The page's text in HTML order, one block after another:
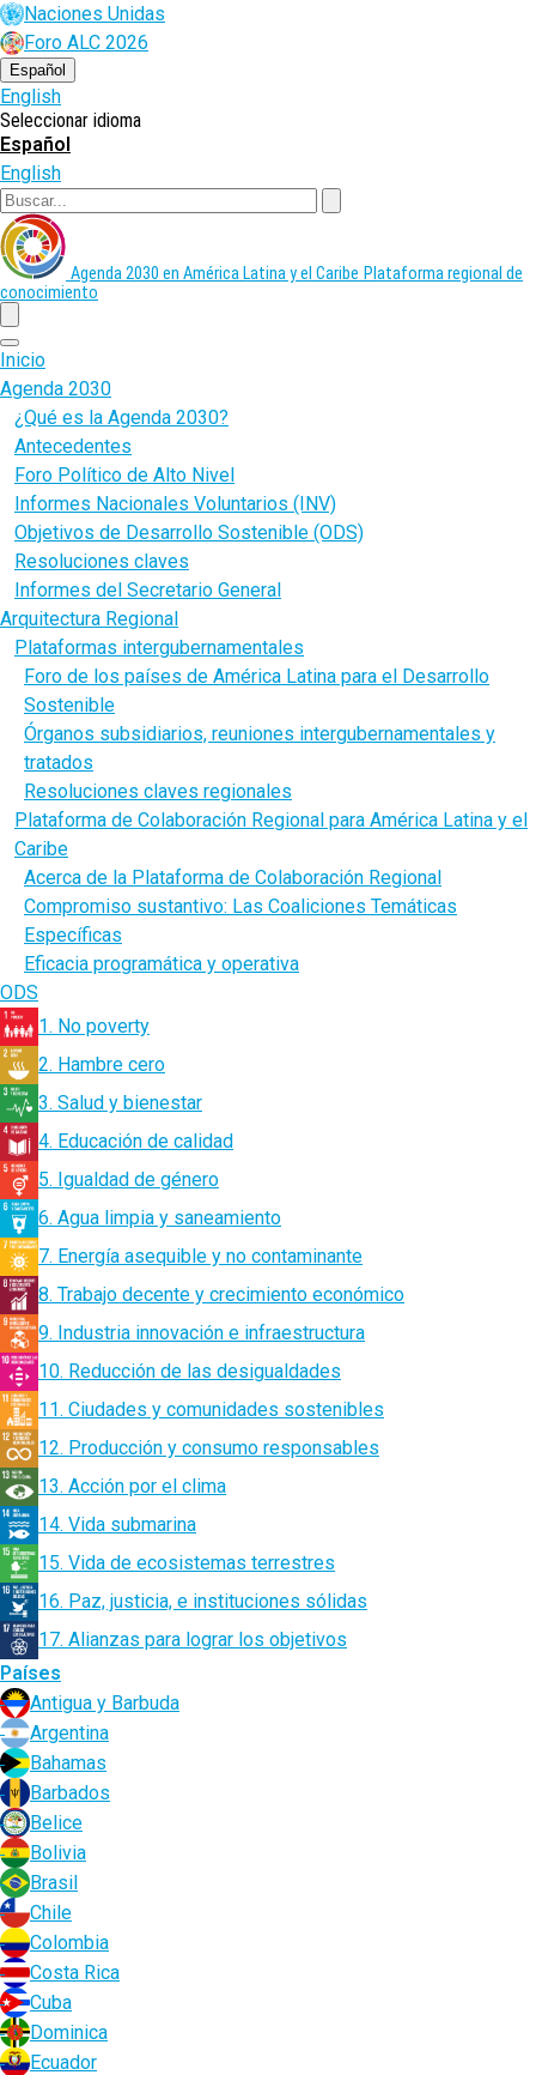
Pasar
al
contenido
principal
Naciones Unidas
Foro ALC 2026
Español
English
Seleccionar idioma
Español
English
Agenda 2030 en América Latina y el Caribe Plataforma regional de
conocimiento
menu
Inicio
Agenda 2030
¿Qué es la Agenda 2030?
Antecedentes
Foro Político de Alto Nivel
Informes Nacionales Voluntarios (INV)
Objetivos de Desarrollo Sostenible (ODS)
Resoluciones claves
Informes del Secretario General
Arquitectura Regional
Plataformas intergubernamentales
Foro de los países de América Latina para el Desarrollo
Sostenible
Órganos subsidiarios, reuniones intergubernamentales y
tratados
Resoluciones claves regionales
Plataforma de Colaboración Regional para América Latina y el
Caribe
Acerca de la Plataforma de Colaboración Regional
Compromiso sustantivo: Las Coaliciones Temáticas
Específicas
Eficacia programática y operativa
ODS
1. No poverty
2. Hambre cero
3. Salud y bienestar
4. Educación de calidad
5. Igualdad de género
6. Agua limpia y saneamiento
7. Energía asequible y no contaminante
8. Trabajo decente y crecimiento económico
9. Industria innovación e infraestructura
10. Reducción de las desigualdades
11. Ciudades y comunidades sostenibles
12. Producción y consumo responsables
13. Acción por el clima
14. Vida submarina
15. Vida de ecosistemas terrestres
16. Paz, justicia, e instituciones sólidas
17. Alianzas para lograr los objetivos
Países
Antigua y Barbuda
Argentina
Bahamas
Barbados
Belice
Bolivia
Brasil
Chile
Colombia
Costa Rica
Cuba
Dominica
Ecuador